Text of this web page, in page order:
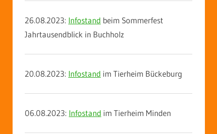
26.08.2023: Infostand beim Sommerfest
Jahrtausendblick in Buchholz
20.08.2023: Infostand im Tierheim Bückeburg
06.08.2023: Infostand im Tierheim Minden